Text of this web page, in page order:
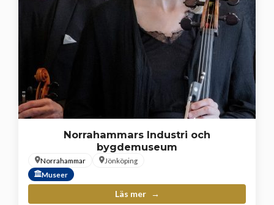
Norrahammars Industri och
bygdemuseum
Norrahammar
Jönköping
Museer
Läs mer